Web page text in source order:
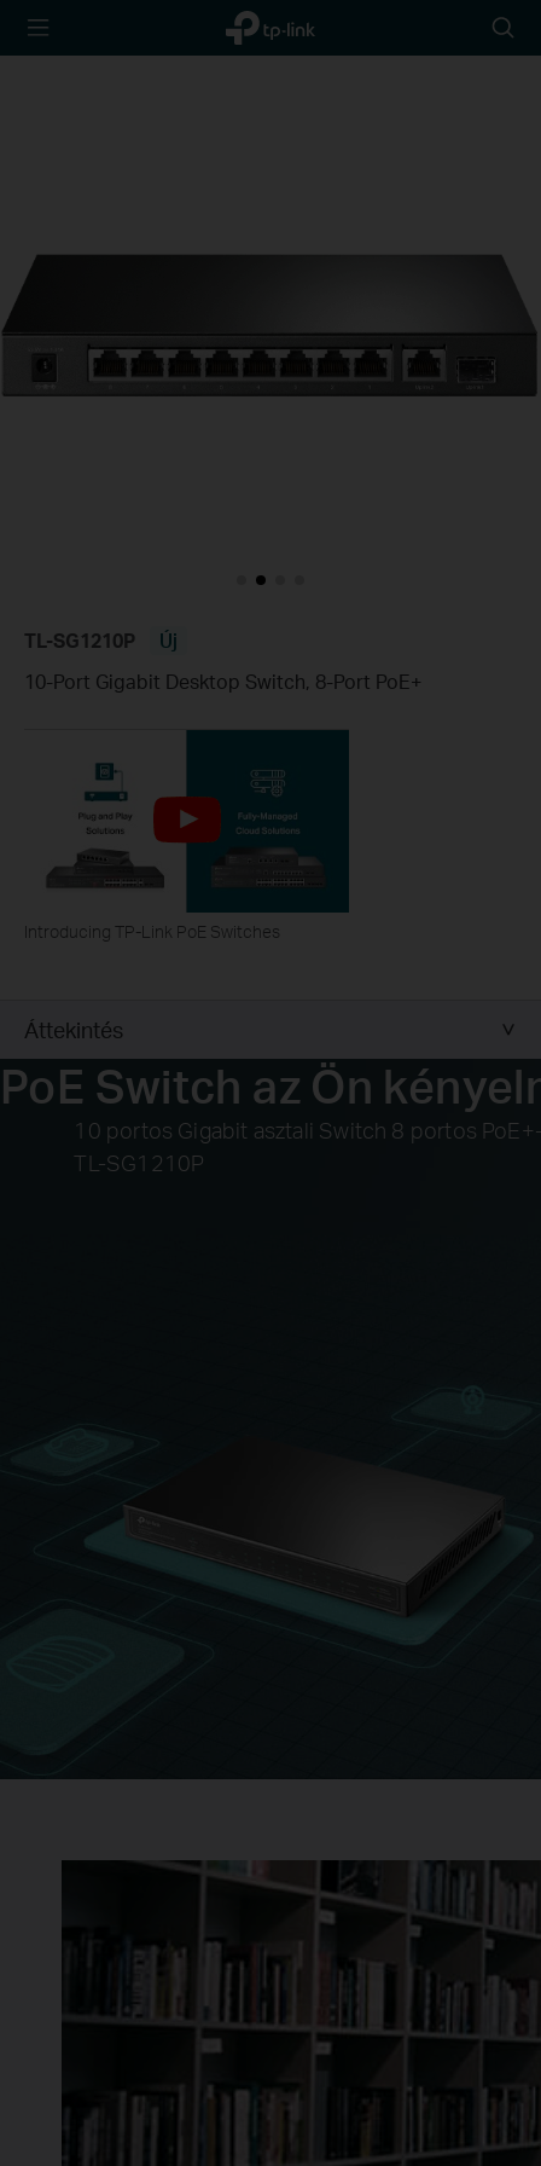
TP-Link,
Reliably
icon
TL-SG1210P
Új
10-Port Gigabit Desktop Switch, 8-Port PoE+
Introducing TP-Link PoE Switches
Áttekintés
PoE Switch az Ön
10 portos Gigabit asztali Switch 8 portos
TL-SG1210P